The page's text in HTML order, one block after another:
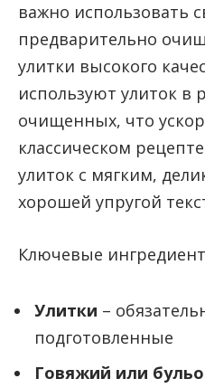
важно использовать
предварительно
улитки высокого
используют улиток в
очищенных, что
классическом
улиток с мягким,
хорошей упругой
Ключевые
Улитки –
подготовленные
Говяжий или